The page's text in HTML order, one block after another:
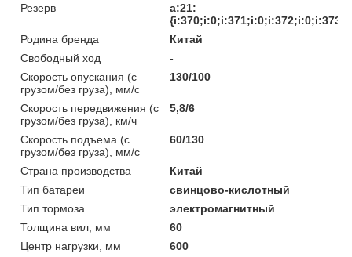
Резерв
a:21:
Родина бренда
Китай
Свободный ход
-
Скорость опускания (с
грузом/без груза), мм/с
130/100
Скорость передвижения (с
грузом/без груза), км/ч
5,8/6
Скорость подъема (с
грузом/без груза), мм/с
60/130
Страна производства
Китай
Тип батареи
свинцово-кислотный
Тип тормоза
электромагнитный
Толщина вил, мм
60
Центр нагрузки, мм
600